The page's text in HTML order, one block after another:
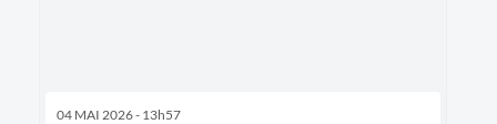
04 MAI 2026 - 13h57